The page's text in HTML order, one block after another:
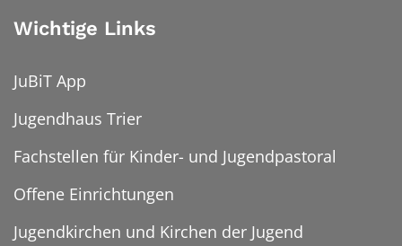
Wichtige Links
JuBiT App
Jugendhaus Trier
Fachstellen für Kinder- und Jugendpastoral
Offene Einrichtungen
Jugendkirchen und Kirchen der Jugend